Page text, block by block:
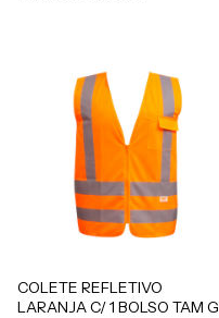
COLETE REFLETIVO
LARANJA C/ 1 BOLSO TAM G